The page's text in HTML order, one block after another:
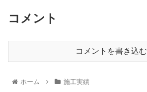
コメント
コメントを書き込む
ホーム 施工実績